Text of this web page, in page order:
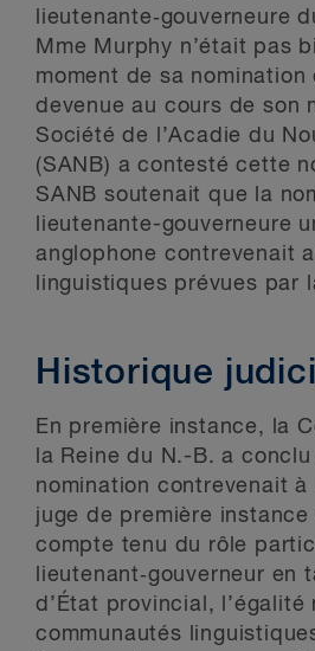
lieutenante‑gouverneure
Mme Murphy n’était pas
moment de sa nomination
devenue au cours de son
Société de l’Acadie du
(SANB) a contesté cette
SANB soutenait que la
lieutenante-gouverneure
anglophone contrevenait
linguistiques prévues par
Historique
En première instance, la
la Reine du N.-B. a
nomination contrevenait à
juge de première instance
compte tenu du rôle
lieutenant‑gouverneur en
d’État provincial, l’égalité
communautés